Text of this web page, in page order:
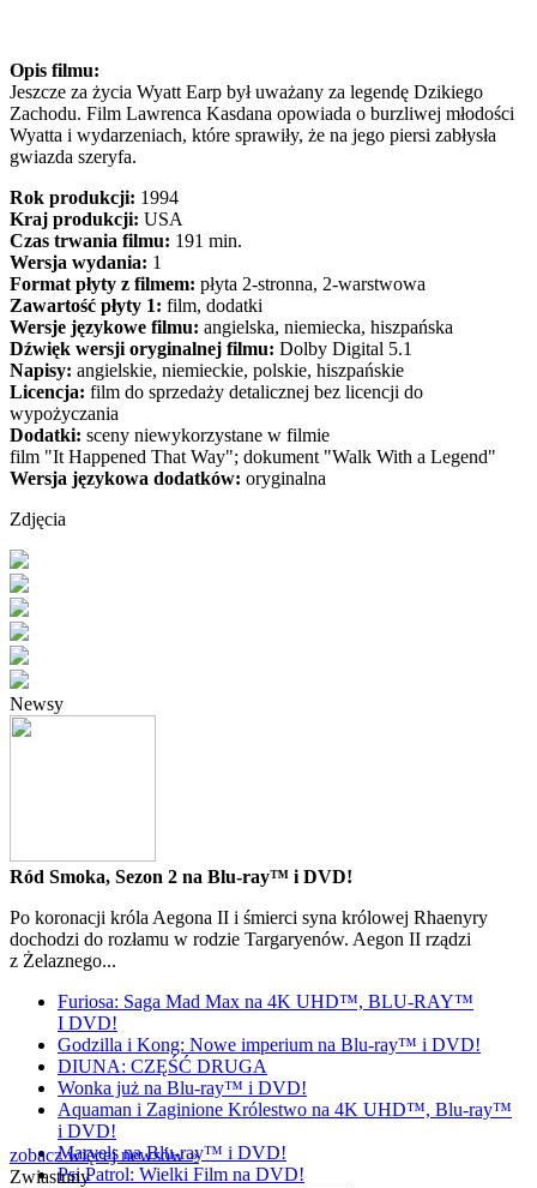
Opis filmu:
Jeszcze za życia Wyatt Earp był uważany za legendę Dzikiego
Zachodu. Film Lawrenca Kasdana opowiada o burzliwej młodości
Wyatta i wydarzeniach, które sprawiły, że na jego piersi zabłysła
gwiazda szeryfa.
Rok produkcji: 1994
Kraj produkcji: USA
Czas trwania filmu: 191 min.
Wersja wydania: 1
Format płyty z filmem: płyta 2-stronna, 2-warstwowa
Zawartość płyty 1: film, dodatki
Wersje językowe filmu: angielska, niemiecka, hiszpańska
Dźwięk wersji oryginalnej filmu: Dolby Digital 5.1
Napisy: angielskie, niemieckie, polskie, hiszpańskie
Licencja: film do sprzedaży detalicznej bez licencji do
wypożyczania
Dodatki: sceny niewykorzystane w filmie
film "It Happened That Way"; dokument "Walk With a Legend"
Wersja językowa dodatków: oryginalna
Zdjęcia
Newsy
Ród Smoka, Sezon 2 na Blu-ray™ i DVD!
Po koronacji króla Aegona II i śmierci syna królowej Rhaenyry
dochodzi do rozłamu w rodzie Targaryenów. Aegon II rządzi
z Żelaznego...
Furiosa: Saga Mad Max na 4K UHD™, BLU-RAY™
I DVD!
Godzilla i Kong: Nowe imperium na Blu-ray™ i DVD!
DIUNA: CZĘŚĆ DRUGA
Wonka już na Blu-ray™ i DVD!
Aquaman i Zaginione Królestwo na 4K UHD™, Blu-ray™
i DVD!
Marvels na Blu-ray™ i DVD!
Psi Patrol: Wielki Film na DVD!
zobacz więcej newsów »
Zwiastuny